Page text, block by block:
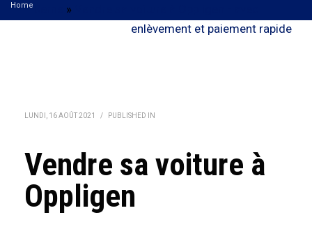
Home »
enlèvement et paiement rapide
LUNDI, 16 AOÛT 2021 / PUBLISHED IN
Vendre sa voiture à
Oppligen